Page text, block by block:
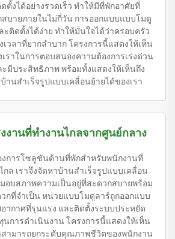
ตั้งได้อย่างรวดเร็ว ทำให้มีที่พักอาศัยที่
บายภายในไม่กี่วัน การออกแบบแบบโมดู
ติดตั้งได้ง่าย ทำให้มั่นใจได้ว่าครอบครัว
วลาที่ยากลำบาก โครงการนี้แสดงให้เห็น
ราในการตอบสนองความต้องการเร่งด่วน
ะมีประสิทธิภาพ พร้อมทั้งแสดงให้เห็นถึง
านสำเร็จรูปแบบเคลื่อนย้ายได้ของเรา
งานที่ทำงานไกลจากศูนย์กลาง
งการโซลูชันด้านที่พักสำหรับพนักงานที่
ล เราจึงจัดหาบ้านสำเร็จรูปแบบเคลื่อน
อบสภาพความเป็นอยู่ที่สะดวกสบายพร้อม
กที่จำเป็น หน่วยแบบโมดูลาร์ถูกออกแบบ
ากาศที่รุนแรง และติดตั้งระบบประหยัด
การดำเนินงาน โครงการนี้แสดงให้เห็น
ามารถยกระดับคุณภาพชีวิตของพนักงาน